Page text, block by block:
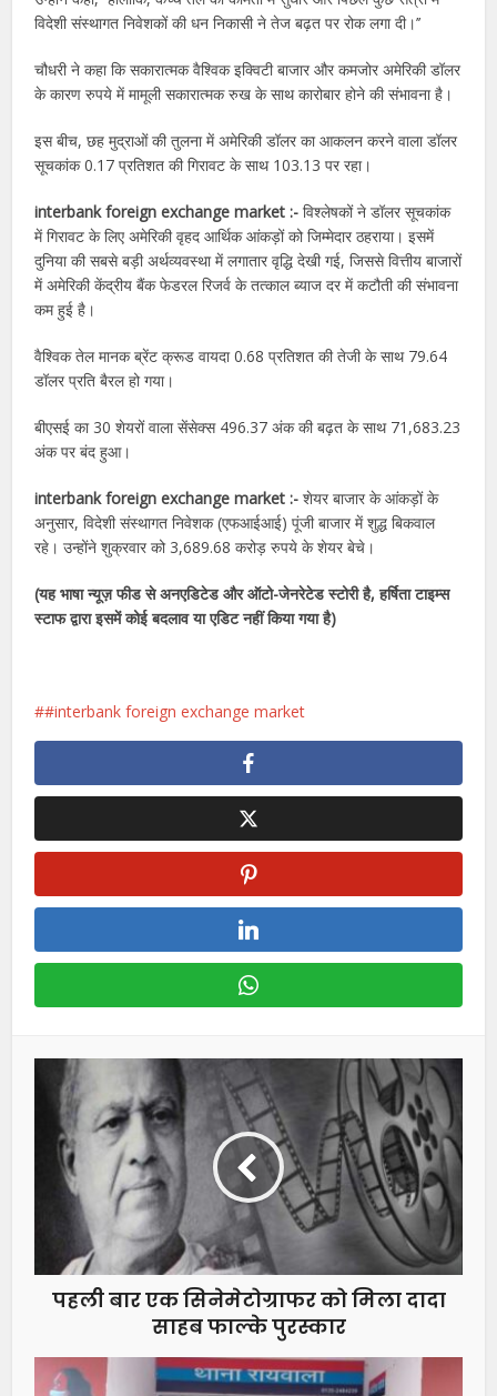
विदेशी संस्थागत निवेशकों की धन निकासी ने तेज बढ़त पर रोक लगा दी।’’
चौधरी ने कहा कि सकारात्मक वैश्विक इक्विटी बाजार और कमजोर अमेरिकी डॉलर
के कारण रुपये में मामूली सकारात्मक रुख के साथ कारोबार होने की संभावना है।
इस बीच, छह मुद्राओं की तुलना में अमेरिकी डॉलर का आकलन करने वाला डॉलर
सूचकांक 0.17 प्रतिशत की गिरावट के साथ 103.13 पर रहा।
interbank foreign exchange market :-विश्लेषकों ने डॉलर सूचकांक
में गिरावट के लिए अमेरिकी वृहद आर्थिक आंकड़ों को जिम्मेदार ठहराया। इसमें
दुनिया की सबसे बड़ी अर्थव्यवस्था में लगातार वृद्धि देखी गई, जिससे वित्तीय बाजारों
में अमेरिकी केंद्रीय बैंक फेडरल रिजर्व के तत्काल ब्याज दर में कटौती की संभावना
कम हुई है।
वैश्विक तेल मानक ब्रेंट क्रूड वायदा 0.68 प्रतिशत की तेजी के साथ 79.64
डॉलर प्रति बैरल हो गया।
बीएसई का 30 शेयरों वाला सेंसेक्स 496.37 अंक की बढ़त के साथ 71,683.23
अंक पर बंद हुआ।
interbank foreign exchange market :-शेयर बाजार के आंकड़ों के
अनुसार, विदेशी संस्थागत निवेशक (एफआईआई) पूंजी बाजार में शुद्ध बिकवाल
रहे। उन्होंने शुक्रवार को 3,689.68 करोड़ रुपये के शेयर बेचे।
(यह भाषा न्यूज़ फीड से अनएडिटेड और ऑटो-जेनरेटेड स्टोरी है, हर्षिता टाइम्स
स्टाफ द्वारा इसमें कोई बदलाव या एडिट नहीं किया गया है)
#interbank foreign exchange market
पहली बार एक सिनेमेटोग्राफर को मिला दादा
साहब फाल्के पुरस्कार